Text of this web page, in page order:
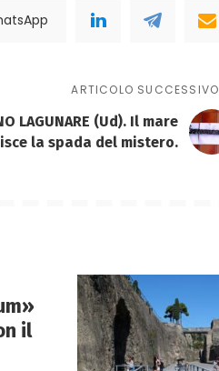
ARTICOLO SUCCESSIVO
LAGUNARE (Ud). Il mare
la spada del mistero.
il